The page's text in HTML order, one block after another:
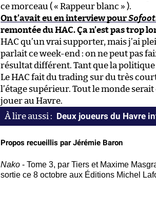
ce morceau ( « Rappeur blanc » ).
On t’avait eu en interview pour
remontée du HAC. Ça n’est pas trop
HAC qu’un vrai supporter, mais j’ai
parlait ce week-end : on ne peut pas
résultat différent. Tant que la politique
Le HAC fait du trading sur du très
l’étage supérieur. Tout le monde
jouer au Havre.
Deux joueurs du Havre
Propos recueillis par Jérémie Baron
Nako - Tome 3, par Tiers et Maxime
sortie ce 8 octobre aux Éditions Michel